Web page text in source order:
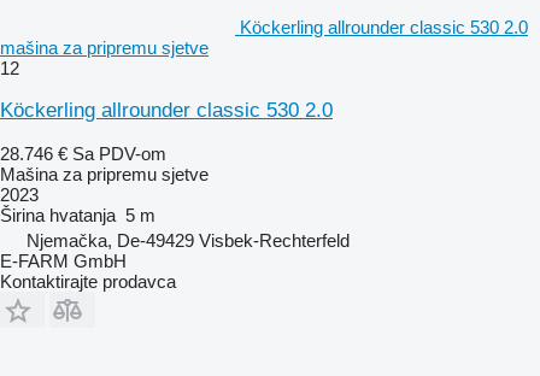
Köckerling allrounder classic 530 2.0
mašina za pripremu sjetve
12
Köckerling allrounder classic 530 2.0
28.746 € Sa PDV-om
Mašina za pripremu sjetve
2023
Širina hvatanja 5 m
Njemačka, De-49429 Visbek-Rechterfeld
E-FARM GmbH
Kontaktirajte prodavca